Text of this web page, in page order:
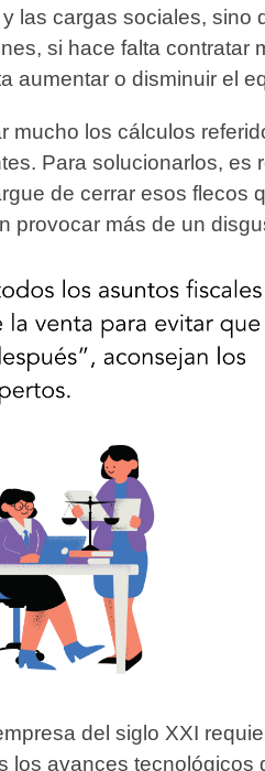
las cargas sociales, sino
si hace falta contratar
aumentar o disminuir el
mucho los cálculos
Para solucionarlos, es
de cerrar esos flecos
provocar más de un
del siglo XXI
los avances tecnológicos